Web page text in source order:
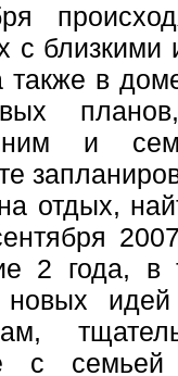
с
в
и
отдых,
2 года, в
новых
с